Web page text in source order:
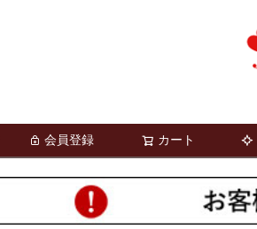
会員登録 カート